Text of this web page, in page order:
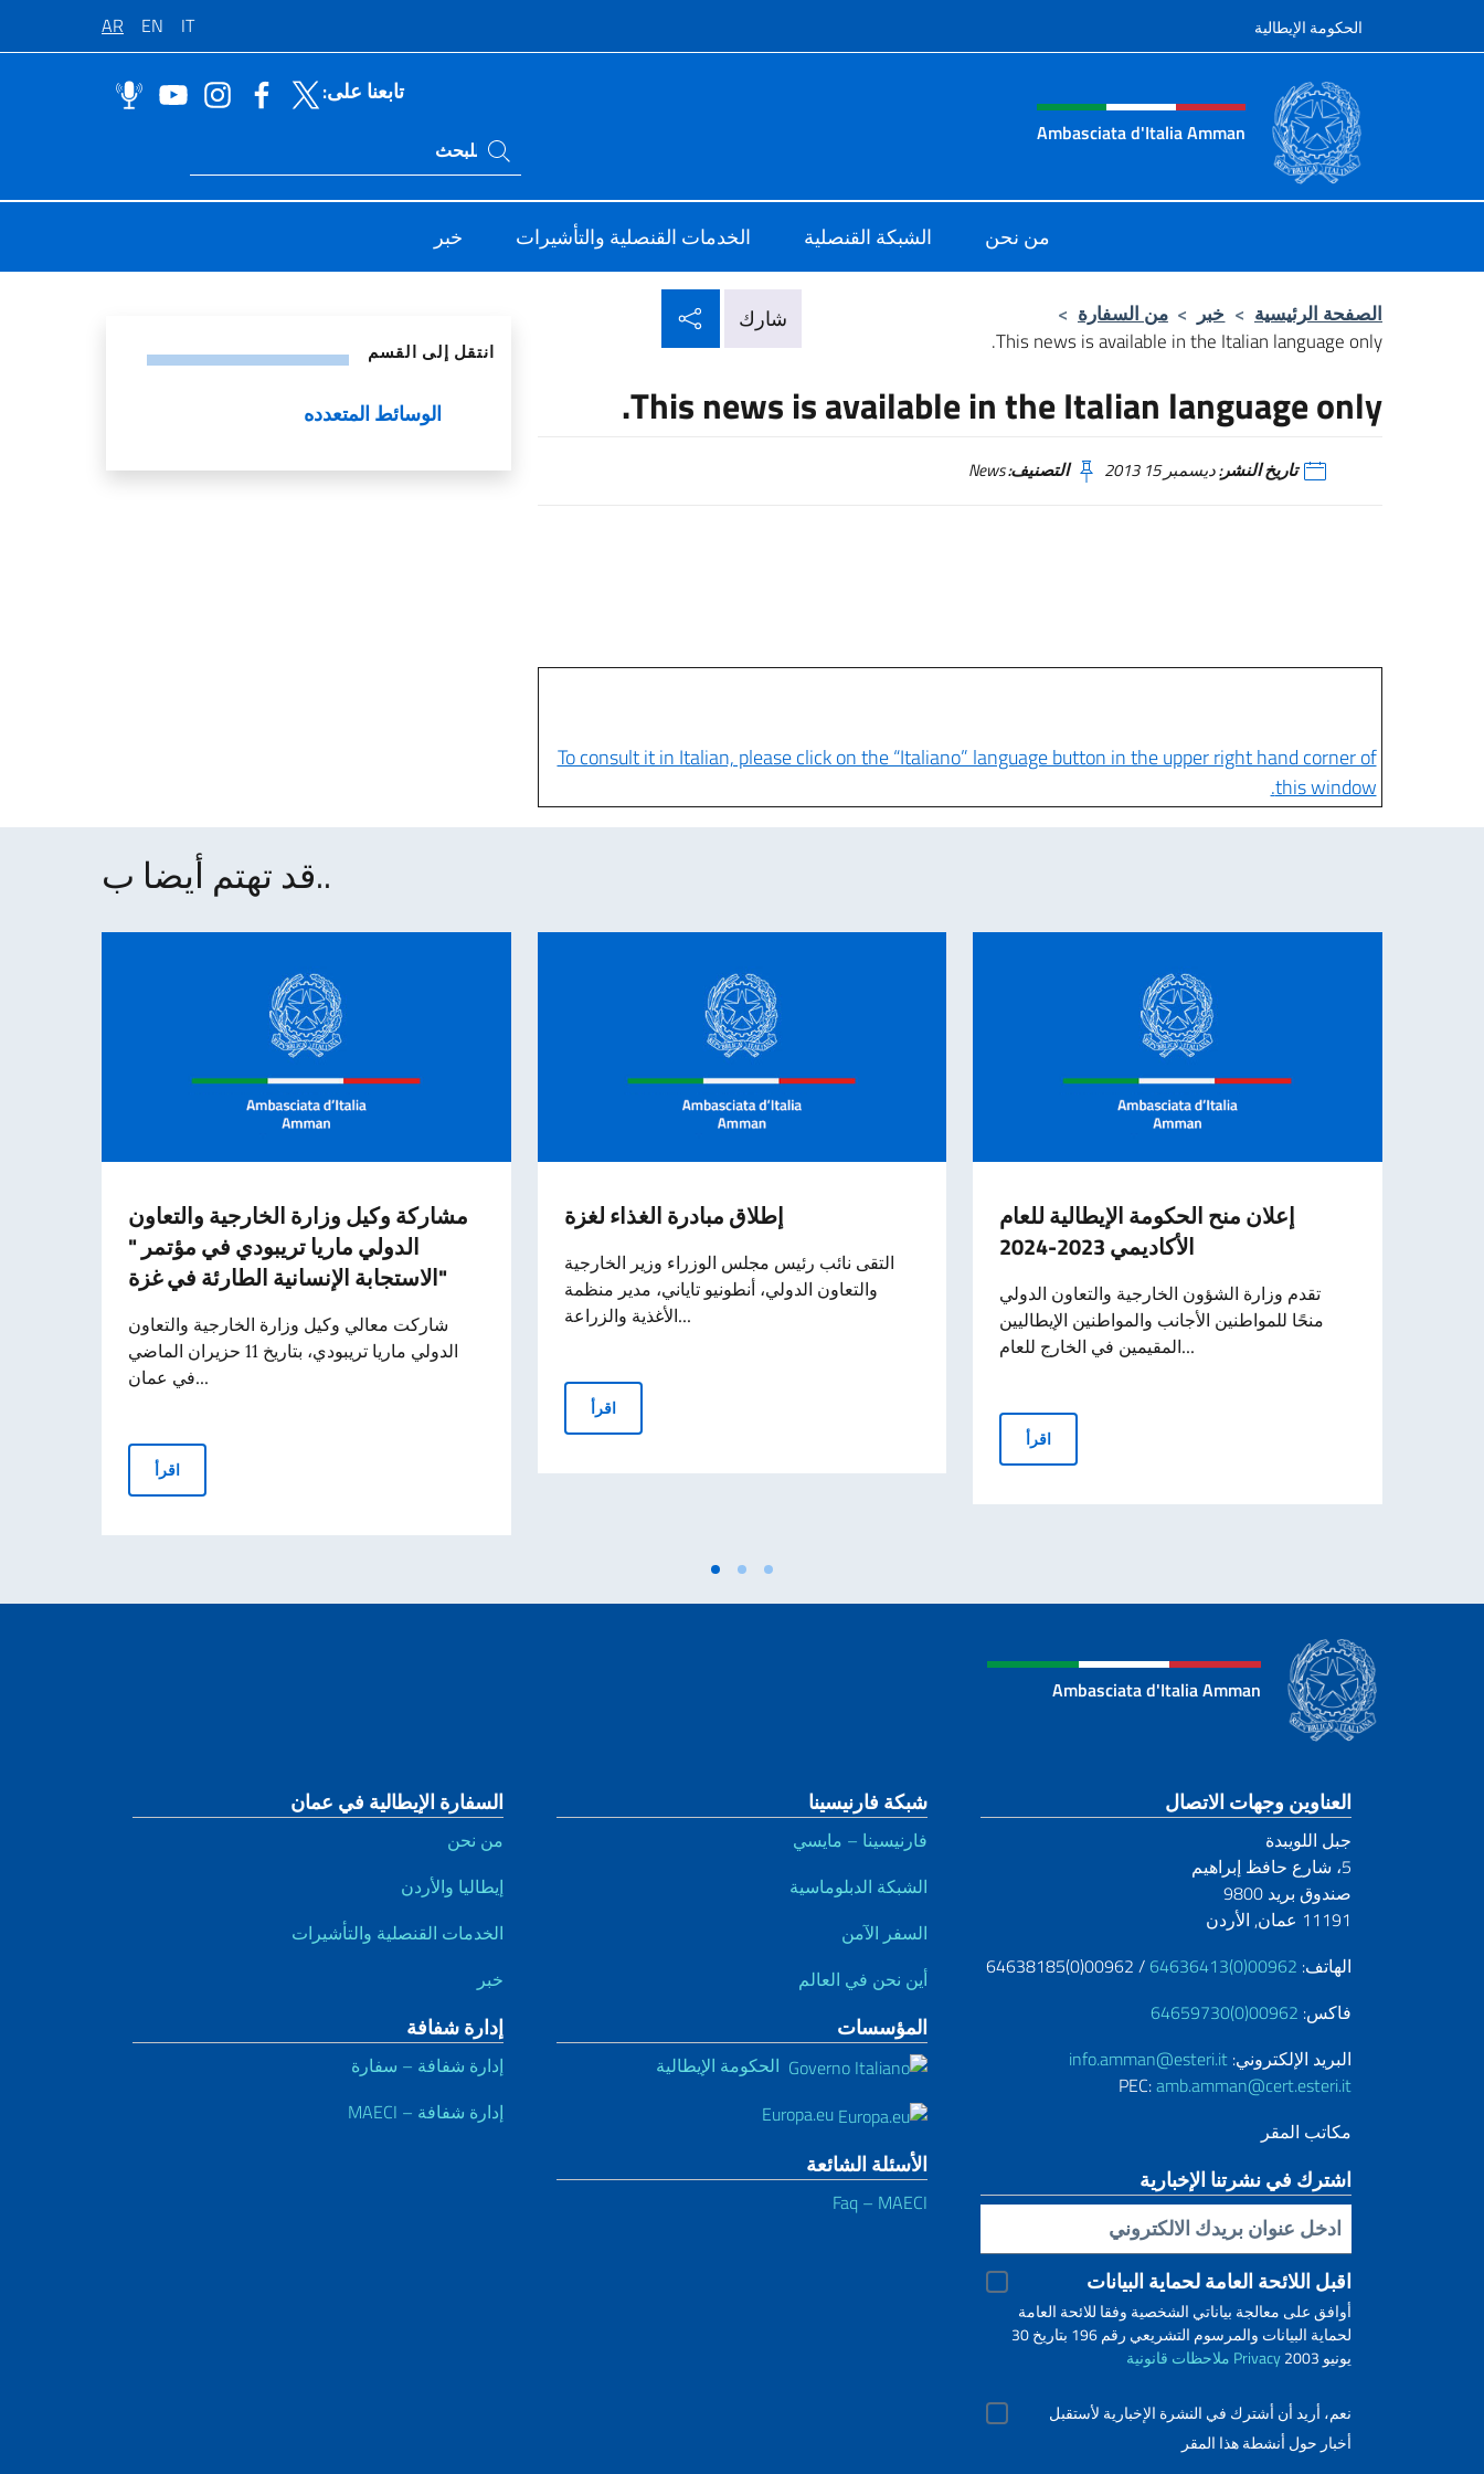
انتقل إلى المحتوىالحكومة الإيطالية IT
EN
AR
Intestazione sito, social e menù
Ambasciata d'Italia Amman
تابعنا على:
Ricerca sito live
ابحث في الموقع
من نحن الشبكة القنصلية الخدمات القنصلية والتأشيرات خبر
الصفحة الرئيسية > خبر > من السفارة >
This news is available in the Italian language only.
شارك
This news is available in the Italian language only.
تاريخ النشر:ديسمبر 15 2013 التصنيف:News
To consult it in Italian, please click on the “Italiano” language button in the upper right hand corner of
this window.
انتقل إلى القسم
الوسائط المتعدده
قد تهتم أيضا ب..
مشاركة وكيل وزارة الخارجية والتعاون
الدولي ماريا تريبودي في مؤتمر "
الاستجابة الإنسانية الطارئة في غزة"
شاركت معالي وكيل وزارة الخارجية والتعاون
الدولي ماريا تريبودي، بتاريخ 11 حزيران الماضي
في عمان...
اقرأ مشاركة وكيل وزارة الخارجية والتعاون الدولي ماريا تريبودي في مؤتمر " الاستجابة الإنسانية الطارئة في غزة"
إطلاق مبادرة الغذاء لغزة
التقى نائب رئيس مجلس الوزراء وزير الخارجية
والتعاون الدولي، أنطونيو تاياني، مدير منظمة
الأغذية والزراعة...
اقرأإطلاق مبادرة الغذاء لغزة
إعلان منح الحكومة الإيطالية للعام
الأكاديمي 2023-2024
تقدم وزارة الشؤون الخارجية والتعاون الدولي
منحًا للمواطنين الأجانب والمواطنين الإيطاليين
المقيمين في الخارج للعام...
اقرأ
Ambasciata d'Italia Amman
قسم التذييل
العناوين وجهات الاتصال
جبل اللويبدة
5، شارع حافظ إبراهيم
صندوق بريد 9800
11191 عمان, الأردن
الهاتف: 00962(0)64636413
/ 00962(0)64638185
فاكس: 00962(0)64659730
البريد الإلكتروني: info.amman@esteri.it
PEC:amb.amman@cert.esteri.it
مكاتب المقر
اشترك في نشرتنا الإخبارية
Inserisci la tua email
اقبل اللائحة العامة لحماية البيانات
أوافق على معالجة بياناتي الشخصية وفقا للائحة العامة
لحماية البيانات والمرسوم التشريعي رقم 196 بتاريخ 30
يونيو 2003
Privacy ملاحظات قانونية
نعم، أريد أن أشترك في النشرة الإخبارية لأستقبل
أخبار حول أنشطة هذا المقر
شبكة فارنيسينا
فارنيسينا – مايسي
الشبكة الدبلوماسية
السفر الآمن
أين نحن في العالم
المؤسسات
الحكومة الإيطالية
الأسئلة الشائعة
Faq – MAECI
السفارة الإيطالية في عمان
من نحن
إيطاليا والأردن
الخدمات القنصلية والتأشيرات
خبر
إدارة شفافة
إدارة شفافة – سفارة
إدارة شفافة – MAECI